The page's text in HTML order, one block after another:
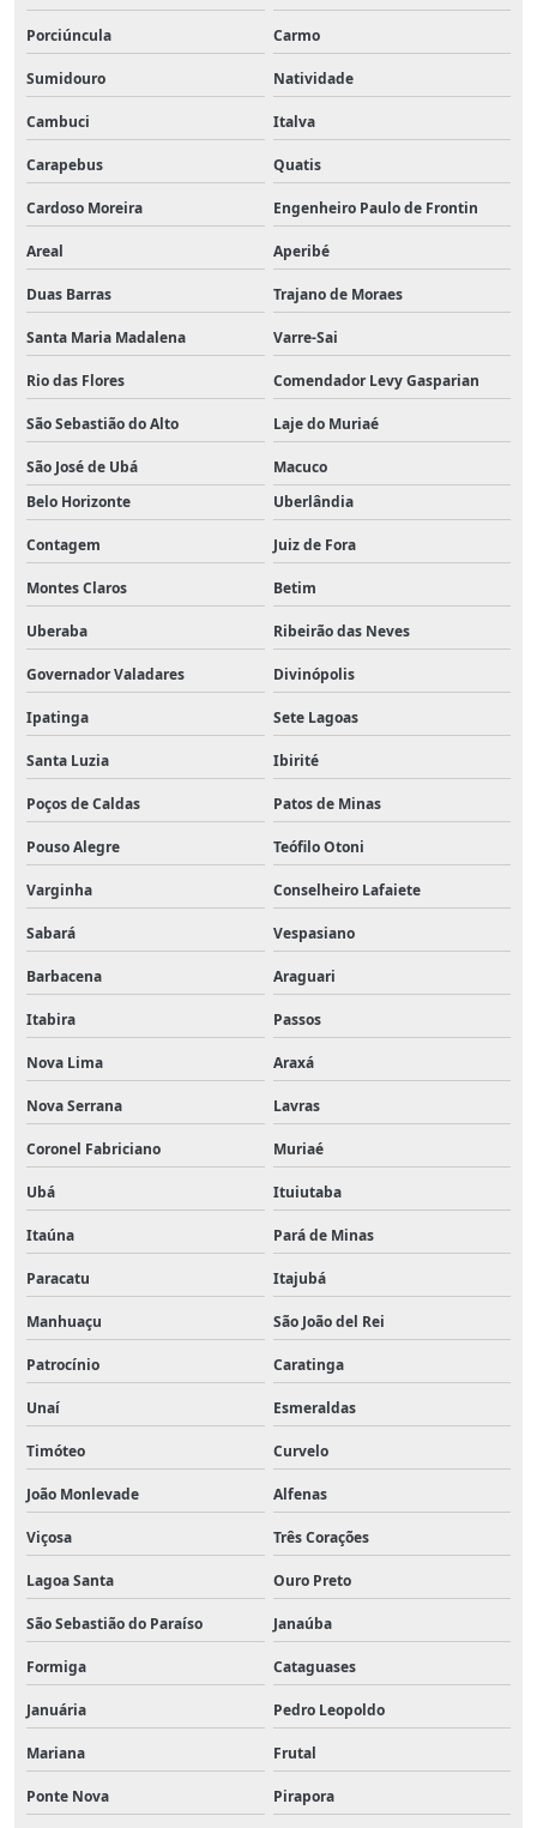
Porciúncula Carmo
Sumidouro Natividade
Cambuci Italva
Carapebus Quatis
Cardoso Moreira Engenheiro Paulo de Frontin
Areal Aperibé
Duas Barras Trajano de Moraes
Santa Maria Madalena Varre-Sai
Rio das Flores Comendador Levy Gasparian
São Sebastião do Alto Laje do Muriaé
São José de Ubá
Macuco
Belo Horizonte
Uberlândia
Contagem Juiz de Fora
Montes Claros Betim
Uberaba Ribeirão das Neves
Governador Valadares Divinópolis
Ipatinga Sete Lagoas
Santa Luzia Ibirité
Poços de Caldas Patos de Minas
Pouso Alegre Teófilo Otoni
Varginha Conselheiro Lafaiete
Sabará Vespasiano
Barbacena Araguari
Itabira Passos
Nova Lima Araxá
Nova Serrana Lavras
Coronel Fabriciano Muriaé
Ubá Ituiutaba
Itaúna Pará de Minas
Paracatu Itajubá
Manhuaçu São João del Rei
Patrocínio Caratinga
Unaí Esmeraldas
Timóteo Curvelo
João Monlevade Alfenas
Viçosa Três Corações
Lagoa Santa Ouro Preto
São Sebastião do Paraíso Janaúba
Formiga Cataguases
Januária Pedro Leopoldo
Mariana Frutal
Ponte Nova Pirapora